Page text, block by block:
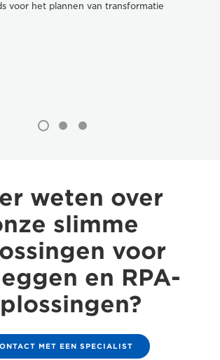
voor het plannen van transformatie
weten over
slimme
voor
en RPA-
MET EEN SPECIALIST